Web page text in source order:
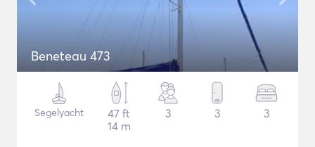
Beneteau 473
Segelyacht
47 ft
14 m
3 3 3